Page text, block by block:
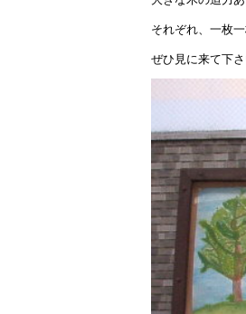
それぞれ、一枚
ぜひ見に来て下さ